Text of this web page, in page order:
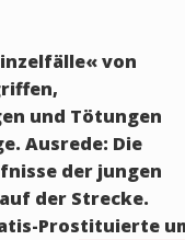
«von
und Tötungen
Ausrede: Die
der jungen
der Strecke.
Prostituierte